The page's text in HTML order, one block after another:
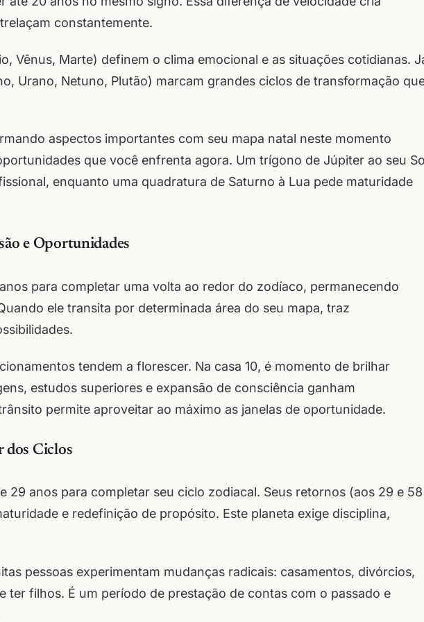
constantemente.
Vênus, Marte) definem o clima emocional e as situações cotidianas.
Urano, Netuno, Plutão) marcam grandes ciclos de transformação
aspectos importantes com seu mapa natal neste momento
que você enfrenta agora. Um trígono de Júpiter ao seu
enquanto uma quadratura de Saturno à Lua pede maturidade
e Oportunidades
para completar uma volta ao redor do zodíaco, permanecendo
ele transita por determinada área do seu mapa, traz
tendem a florescer. Na casa 10, é momento de brilhar
estudos superiores e expansão de consciência ganham
permite aproveitar ao máximo as janelas de oportunidade.
dos Ciclos
29 anos para completar seu ciclo zodiacal. Seus retornos (aos 29 e 58
e redefinição de propósito. Este planeta exige disciplina,
pessoas experimentam mudanças radicais: casamentos, divórcios,
ter filhos. É um período de prestação de contas com o passado e